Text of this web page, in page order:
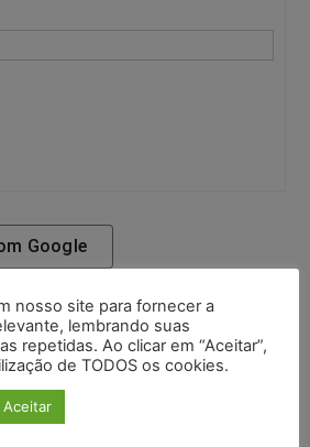
Google
comX
nosso site para fornecer a
lembrando suas
repetidas. Ao clicar em “Aceitar”,
de TODOS os cookies.
Aceitar